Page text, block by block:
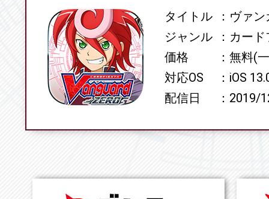
SPECタイトル
ヴァン
ジャンル
カード
価格
無料(
対応OS
iOS
配信日
2019/